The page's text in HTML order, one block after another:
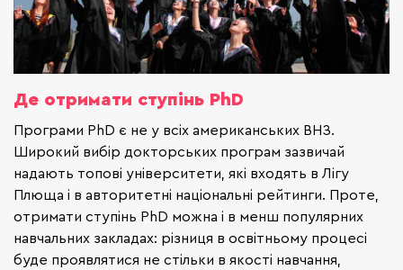
Де отримати ступінь PhD
Програми PhD є не у всіх американських ВНЗ.
Широкий вибір докторських програм зазвичай
надають топові університети, які входять в Лігу
Плюща і в авторитетні національні рейтинги. Проте,
отримати ступінь PhD можна і в менш популярних
навчальних закладах: різниця в освітньому процесі
буде проявлятися не стільки в якості навчання,